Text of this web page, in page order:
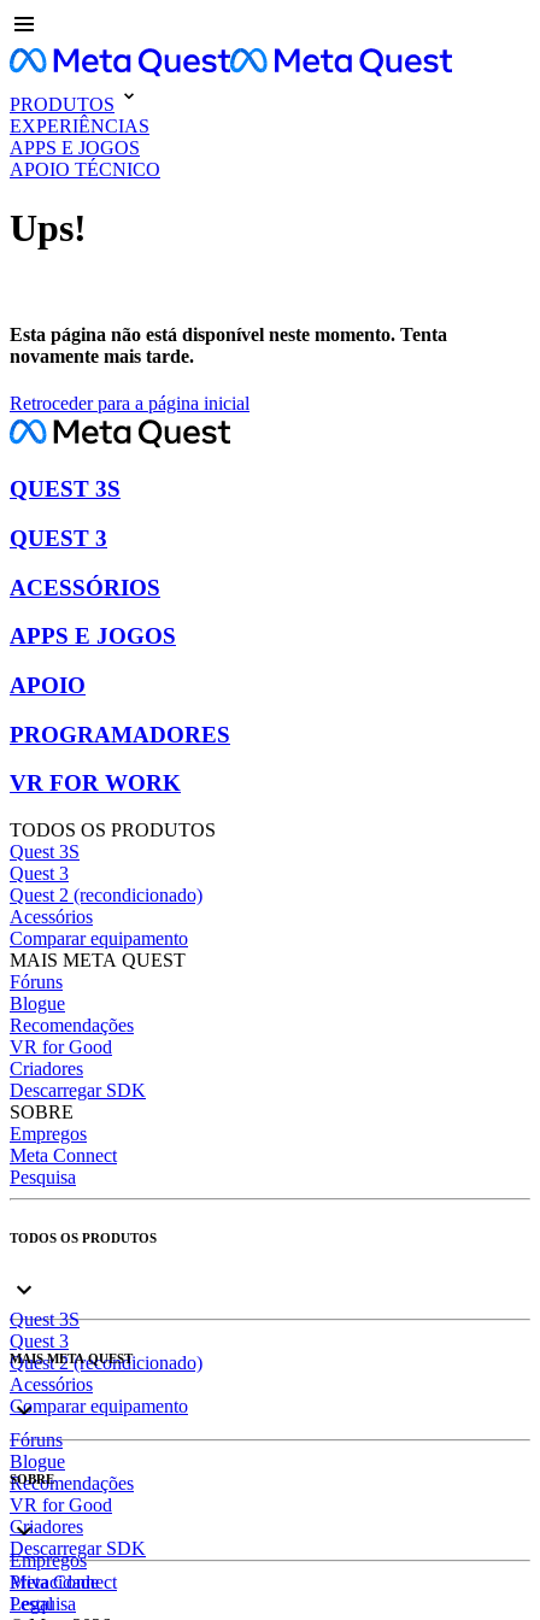
PRODUTOS
EXPERIÊNCIAS
APPS E JOGOS
APOIO TÉCNICO
Ups!
Esta página não está disponível neste momento. Tenta
novamente mais tarde.
Retroceder para a página inicial
QUEST 3S
QUEST 3
ACESSÓRIOS
APPS E JOGOS
APOIO
PROGRAMADORES
VR FOR WORK
TODOS OS PRODUTOS
Quest 3S
Quest 3
Quest 2 (recondicionado)
Acessórios
Comparar equipamento
MAIS META QUEST
Fóruns
Blogue
Recomendações
VR for Good
Criadores
Descarregar SDK
SOBRE
Empregos
Meta Connect
Pesquisa
TODOS OS PRODUTOS
Quest 3S
Quest 3
Quest 2 (recondicionado)
Acessórios
Comparar equipamento
MAIS META QUEST
Fóruns
Blogue
Recomendações
VR for Good
Criadores
Descarregar SDK
SOBRE
Empregos
Meta Connect
Pesquisa
Privacidade
Legal